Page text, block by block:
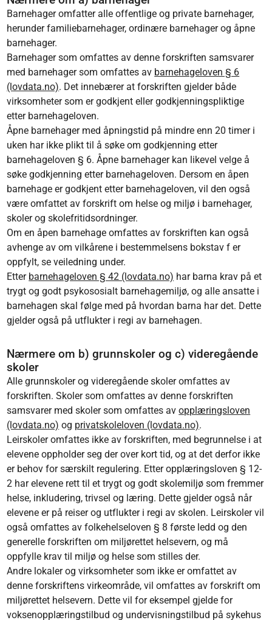
Barnehager omfatter alle offentlige og private barnehager,
herunder familiebarnehager, ordinære barnehager og åpne
barnehager.
Barnehager som omfattes av denne forskriften samsvarer
med barnehager som omfattes av barnehageloven § 6
(lovdata.no). Det innebærer at forskriften gjelder både
virksomheter som er godkjent eller godkjenningspliktige
etter barnehageloven.
Åpne barnehager med åpningstid på mindre enn 20 timer i
uken har ikke plikt til å søke om godkjenning etter
barnehageloven § 6. Åpne barnehager kan likevel velge å
søke godkjenning etter barnehageloven. Dersom en åpen
barnehage er godkjent etter barnehageloven, vil den også
være omfattet av forskrift om helse og miljø i barnehager,
skoler og skolefritidsordninger.
Om en åpen barnehage omfattes av forskriften kan også
avhenge av om vilkårene i bestemmelsens bokstav f er
oppfylt, se veiledning under.
Etter barnehageloven § 42 (lovdata.no) har barna krav på et
trygt og godt psykososialt barnehagemiljø, og alle ansatte i
barnehagen skal følge med på hvordan barna har det. Dette
gjelder også på utflukter i regi av barnehagen.
Nærmere om b) grunnskoler og c) videregående
skoler
Alle grunnskoler og videregående skoler omfattes av
forskriften. Skoler som omfattes av denne forskriften
samsvarer med skoler som omfattes avopplæringsloven
(lovdata.no) og privatskoleloven (lovdata.no).
Leirskoler omfattes ikke av forskriften, med begrunnelse i at
elevene oppholder seg der over kort tid, og at det derfor ikke
er behov for særskilt regulering. Etter opplæringsloven § 12-
2 har elevene rett til et trygt og godt skolemiljø som fremmer
helse, inkludering, trivsel og læring. Dette gjelder også når
elevene er på reiser og utflukter i regi av skolen. Leirskoler vil
også omfattes av folkehelseloven § 8 første ledd og den
generelle forskriften om miljørettet helsevern, og må
oppfylle krav til miljø og helse som stilles der.
Andre lokaler og virksomheter som ikke er omfattet av
denne forskriftens virkeområde, vil omfattes av forskrift om
miljørettet helsevern. Dette vil for eksempel gjelde for
voksenopplæringstilbud og undervisningstilbud på sykehus